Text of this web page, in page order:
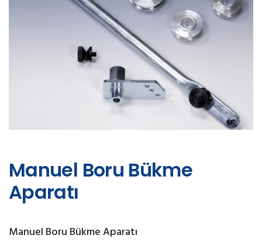
Manuel Boru Bükme
Aparatı
Manuel Boru Bükme Aparatı